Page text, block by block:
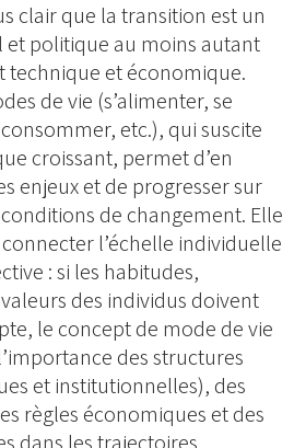
clair que la transition est un
et politique au moins autant
technique et économique.
de vie (s’alimenter, se
etc.), qui suscite
croissant, permet d’en
enjeux et de progresser sur
de changement. Elle
l’échelle individuelle
: si les habitudes,
des individus doivent
le concept de mode de vie
des structures
et institutionnelles), des
règles économiques et des